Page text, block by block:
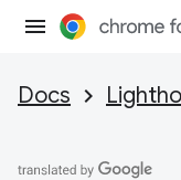
Docs